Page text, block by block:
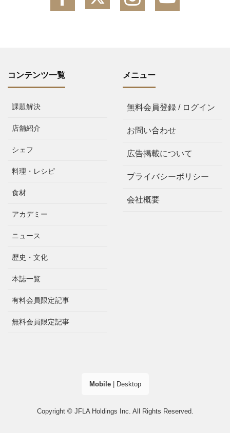
コンテンツ一覧
課題解決
店舗紹介
シェフ
料理・レシピ
食材
アカデミー
ニュース
歴史・文化
本誌一覧
有料会員限定記事
無料会員限定記事
メニュー
無料会員登録 / ログイン
お問い合わせ
広告掲載について
プライバシーポリシー
会社概要
Mobile| Desktop
Copyright © JFLA Holdings Inc. All Rights Reserved.